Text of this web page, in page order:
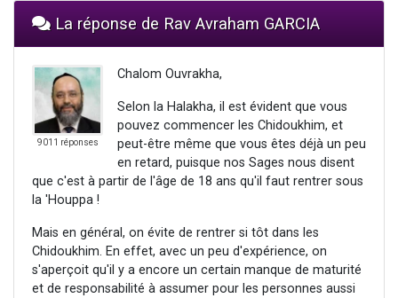
La réponse de Rav Avraham GARCIA
9011 réponses
Chalom Ouvrakha,
Selon la Halakha, il est évident que vous
pouvez commencer les Chidoukhim, et
peut-être même que vous êtes déjà un peu
en retard, puisque nos Sages nous disent
que c'est à partir de l'âge de 18 ans qu'il faut rentrer sous
la 'Houppa !
Mais en général, on évite de rentrer si tôt dans les
Chidoukhim. En effet, avec un peu d'expérience, on
s'aperçoit qu'il y a encore un certain manque de maturité
et de responsabilité à assumer pour les personnes aussi